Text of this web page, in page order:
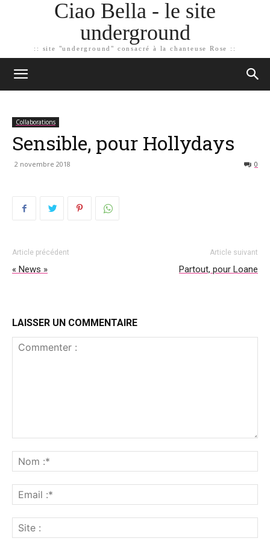
Ciao Bella - le site
underground
:: site "underground" consacré à la chanteuse Rose ::
Collaborations
Sensible, pour Hollydays
2 novembre 2018 0
Article précédent
« News »
Article suivant
Partout, pour Loane
LAISSER UN COMMENTAIRE